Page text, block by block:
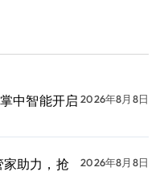
中智能开启 2026年8月8日
助力，抢
2026年8月8日